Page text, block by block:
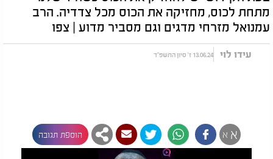
מתחת לכוס, מחזיקה את הכוס מכל צדדיה. הרב
עמנואל מזרחי מדגים וגם מסביר מדוע | צפו
עידו לוי 13.06.24 ז' סיון התשפ"ד
א א הוספת תגובה